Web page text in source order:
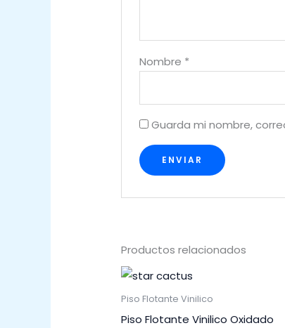
Nombre *
Guarda mi nombre,
Productos relacionados
Piso Flotante Vinilico
Piso Flotante Vinilico Oxidado